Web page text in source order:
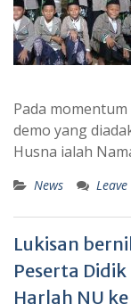
‎Pada
demo yang
Husna ialah
News
Lukisan
Peserta
Harlah NU